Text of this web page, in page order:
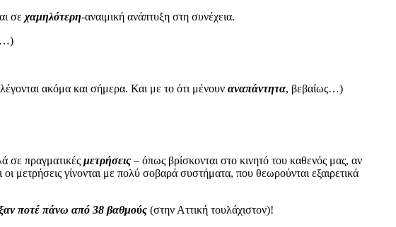
σε χαμηλότερη-αναιμική ανάπτυξη στη συνέχεια.
ακόμα και σήμερα. Και με το ότι μένουν αναπάντητα, βεβαίως…)
σε πραγματικές μετρήσεις – όπως βρίσκονται στο κινητό του καθενός μας, αν
μετρήσεις γίνονται με πολύ σοβαρά συστήματα, που θεωρούνται εξαιρετικά
ποτέ πάνω από 38 βαθμούς (στην Αττική τουλάχιστον)!